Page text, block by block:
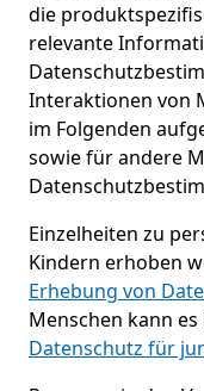
die
relevante
Interaktionen von
im Folgenden
sowie für andere
Einzelheiten zu
Kindern erhoben
Erhebung von
Menschen kann
Datenschutz für